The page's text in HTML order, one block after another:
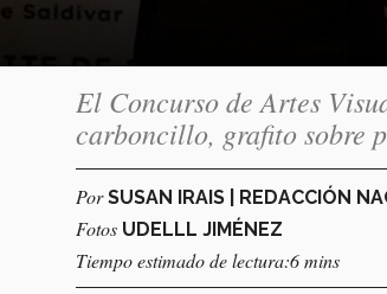
El Concurso de Artes
carboncillo, grafito sobre
PorSUSAN IRAIS | REDACCIÓN
Fotos UDELLL JIMÉNEZ
Tiempo estimado de lectura:6 mins